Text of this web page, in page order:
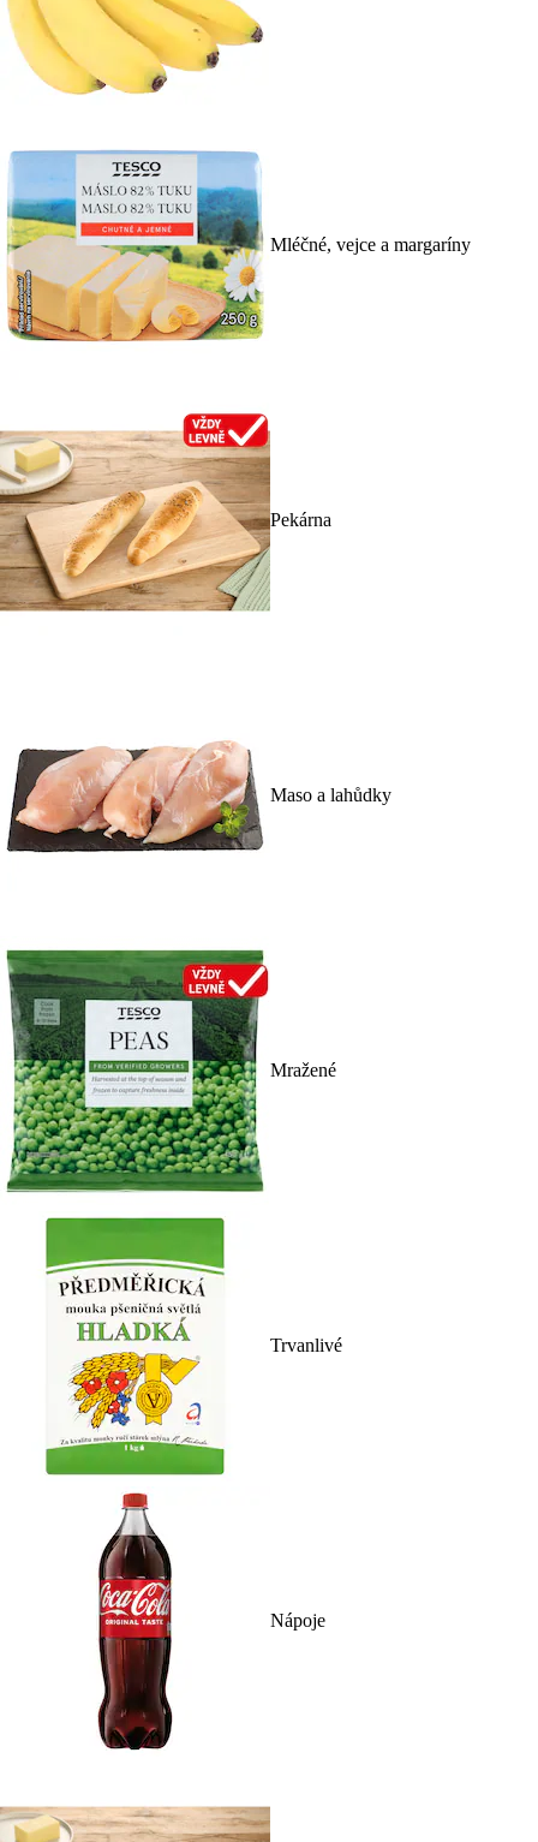
Mléčné, vejce a margaríny
Pekárna
Maso a lahůdky
Mražené
Trvanlivé
Nápoje